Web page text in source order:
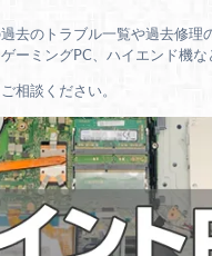
去のトラブル一覧や過去修理
ーミングPC、ハイエンド機な
相談ください。